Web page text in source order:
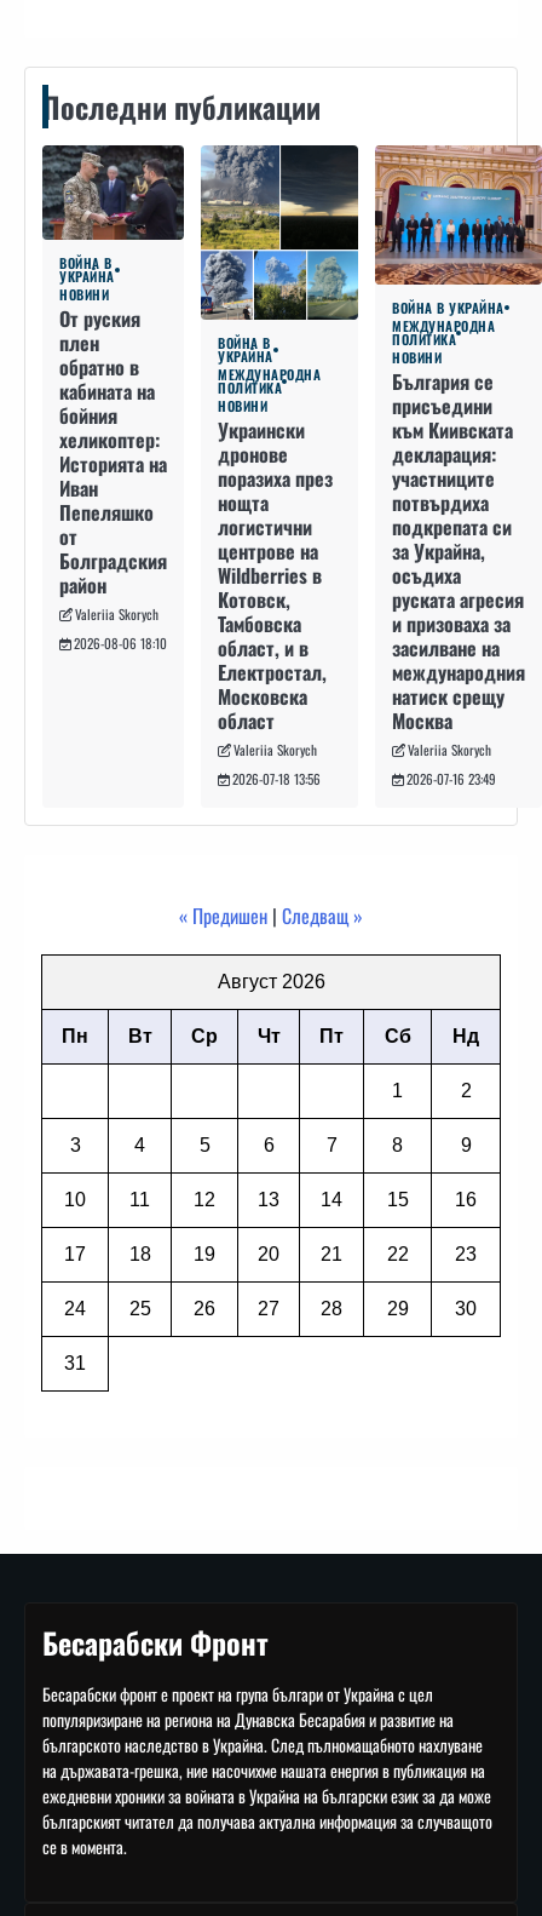
Последни публикации
ВОЙНА В
УКРАЙНА
НОВИНИ
От руския
плен
обратно в
кабината на
бойния
хеликоптер:
Историята на
Иван
Пепеляшко
от
Болградския
район
Valeriia Skorych
2026-08-06 18:10
ВОЙНА В
УКРАЙНА
МЕЖДУНАРОДНА
ПОЛИТИКА
НОВИНИ
Украински
дронове
поразиха през
нощта
логистични
центрове на
Wildberries в
Котовск,
Тамбовска
област, и в
Електростал,
Московска
област
Valeriia Skorych
2026-07-18 13:56
ВОЙНА В УКРАЙНА
МЕЖДУНАРОДНА
ПОЛИТИКА
НОВИНИ
България се
присъедини
към Киивската
декларация:
участниците
потвърдиха
подкрепата си
за Украйна,
осъдиха
руската агресия
и призоваха за
засилване на
международния
натиск срещу
Москва
Valeriia Skorych
2026-07-16 23:49
« Предишен | Следващ »
Август 2026
Пн Вт Ср Чт Пт Сб Нд
1 2
3 4 5 6 7 8 9
10 11 12 13 14 15 16
17 18 19 20 21 22 23
24 25 26 27 28 29 30
31
Бесарабски Фронт
Бесарабски фронт е проект на група българи от Украйна с цел
популяризиране на региона на Дунавска Бесарабия и развитие на
българското наследство в Украйна. След пълномащабното нахлуване
на държавата-грешка, ние насочихме нашата енергия в публикация на
ежедневни хроники за войната в Украйна на български език за да може
българският читател да получава актуална информация за случващото
се в момента.